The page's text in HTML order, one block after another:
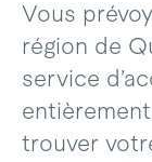
Vous
région de
service
trouver